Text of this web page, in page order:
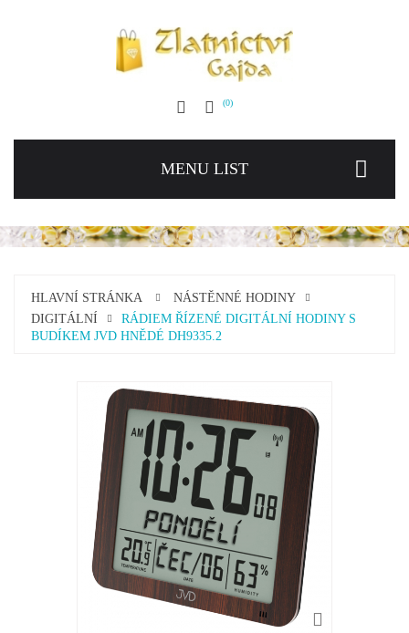
0
MENU LIST
HLAVNÍ STRÁNKA
NÁSTĚNNÉ HODINY
DIGITÁLNÍ
RÁDIEM ŘÍZENÉ DIGITÁLNÍ HODINY S
BUDÍKEM JVD HNĚDÉ DH9335.2